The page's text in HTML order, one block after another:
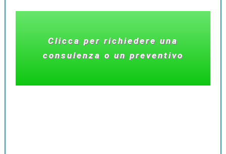
Clicca per richiedere una
consulenza o un preventivo